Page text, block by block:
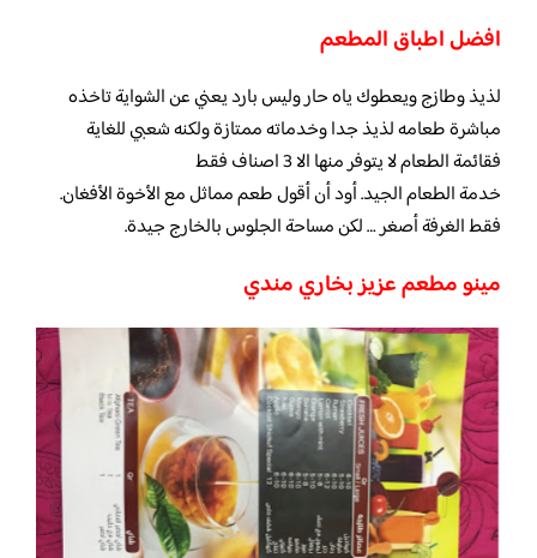
افضل اطباق المطعم
لذيذ وطازج ويعطوك ياه حار وليس بارد يعني عن الشواية تاخذه
مباشرة طعامه لذيذ جدا وخدماته ممتازة ولكنه شعبي للغاية
فقائمة الطعام لا يتوفر منها الا 3 اصناف فقط
خدمة الطعام الجيد. أود أن أقول طعم مماثل مع الأخوة الأفغان.
فقط الغرفة أصغر … لكن مساحة الجلوس بالخارج جيدة.
مينو مطعم عزيز بخاري مندي